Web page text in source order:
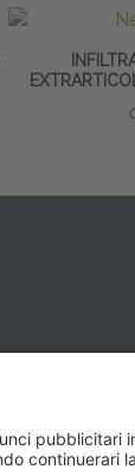
V.le E.
IVA e
Questo